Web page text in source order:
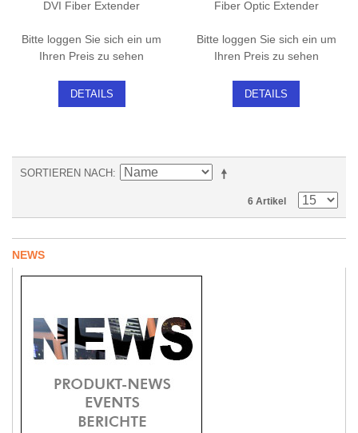
DVI Fiber Extender
Bitte loggen Sie sich ein um
Ihren Preis zu sehen
DETAILS
Fiber Optic Extender
Bitte loggen Sie sich ein um
Ihren Preis zu sehen
DETAILS
SORTIEREN NACH
6 Artikel
NEWS